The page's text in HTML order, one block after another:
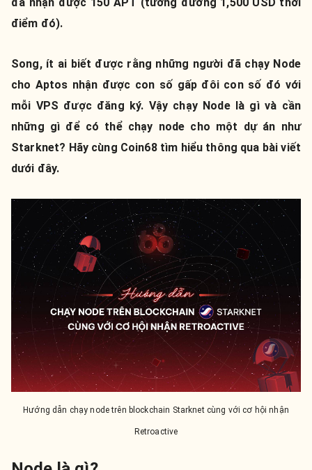
điểm đó).
Song, ít ai biết được rằng những người đã chạy Node
cho Aptos nhận được con số gấp đôi con số đó với
mỗi VPS được đăng ký. Vậy chạy Node là gì và cần
những gì để có thể chạy node cho một dự án như
Starknet? Hãy cùng Coin68 tìm hiểu thông qua bài viết
dưới đây.
Hướng dẫn chạy node trên blockchain Starknet cùng với cơ hội nhận
Retroactive